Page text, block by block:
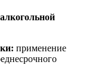
применение